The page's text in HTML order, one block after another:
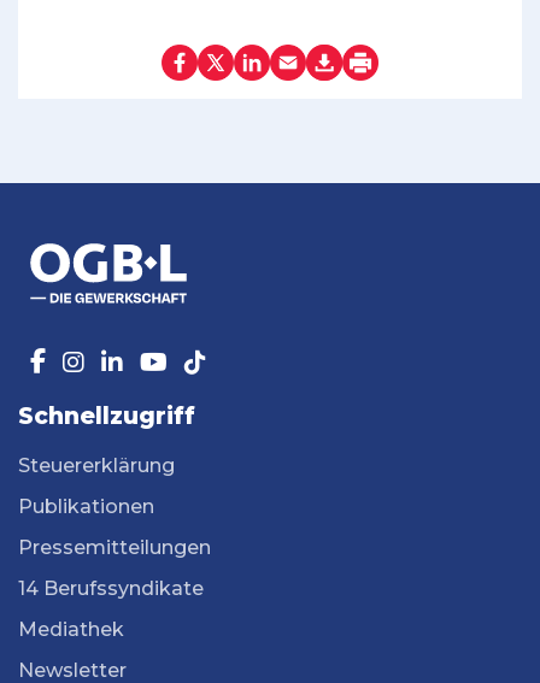
Schnellzugriff
Steuererklärung
Publikationen
Pressemitteilungen
14 Berufssyndikate
Mediathek
Newsletter